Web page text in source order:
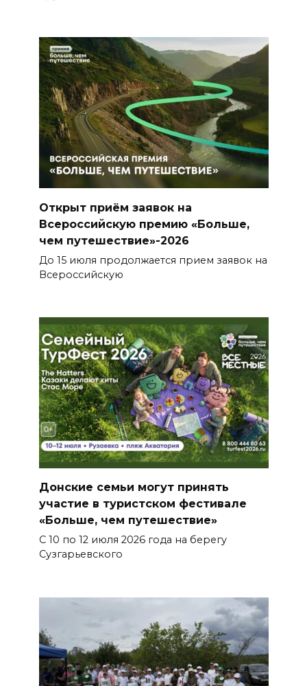
Открыт приём заявок на
Всероссийскую премию «Больше,
чем путешествие»-2026
До 15 июля продолжается прием заявок на
Всероссийскую
Донские семьи могут принять
участие в туристском фестивале
«Больше, чем путешествие»
С 10 по 12 июля 2026 года на берегу
Сузгарьевского